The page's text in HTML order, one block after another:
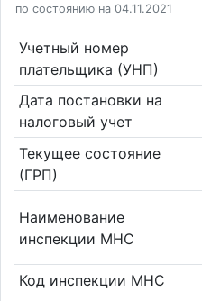
по состоянию на 04.11.2021
Учетный номер
плательщика (УНП)
Дата постановки на
налоговый учет
Текущее состояние
(ГРП)
Наименование
инспекции МНС
Код инспекции МНС